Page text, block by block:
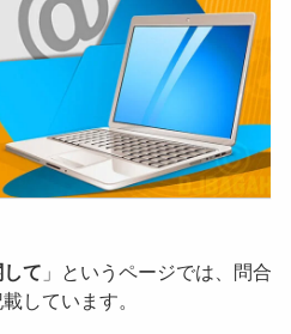
て 」というページでは、問合
しています。